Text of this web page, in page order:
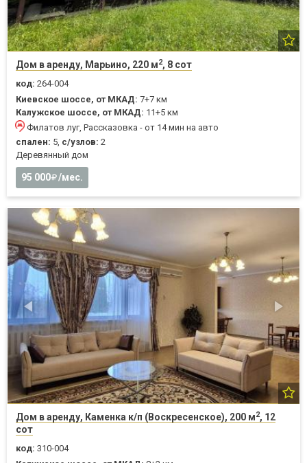
Дом в аренду, Марьино, 220 м2, 8 сот
код: 264-004
Киевское шоссе, от МКАД: 7+7 км
Калужское шоссе, от МКАД: 11+5 км
Филатов луг, Рассказовка - от 14 мин на авто
спален: 5, с/узлов: 2
Деревянный дом
95 000 /мес.
Дом в аренду, Каменка к/п (Воскресенское), 200 м2, 12
сот
код: 310-004